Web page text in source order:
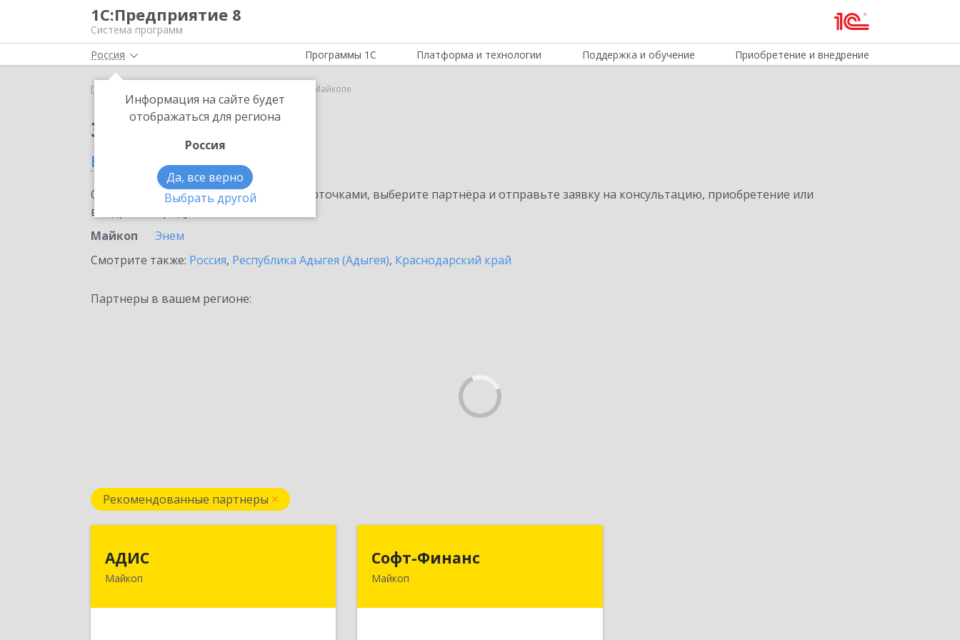
1С:Предприятие 8
Система программ
Россия
Информация на сайте будет
отображаться для региона
Россия
Да, все верно
Выбрать другой
Программы 1С Платформа и технологии Поддержка и обучение Приобретение и внедрение
Главная Smartway в Майкопе
Заказать Smartway
в Майкопе
Ознакомьтесь с информационными карточками, выберите партнёра и отправьте заявку на консультацию, приобретение или
внедрение продукта.
Майкоп
Энем
Смотрите также: Россия, Республика Адыгея (Адыгея), Краснодарский край
Партнеры в вашем регионе:
Рекомендованные партнеры
АДИС
Майкоп
Софт-Финанс
Майкоп